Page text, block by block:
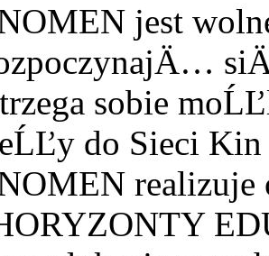
jest
sobie
do Sieci
realizuje